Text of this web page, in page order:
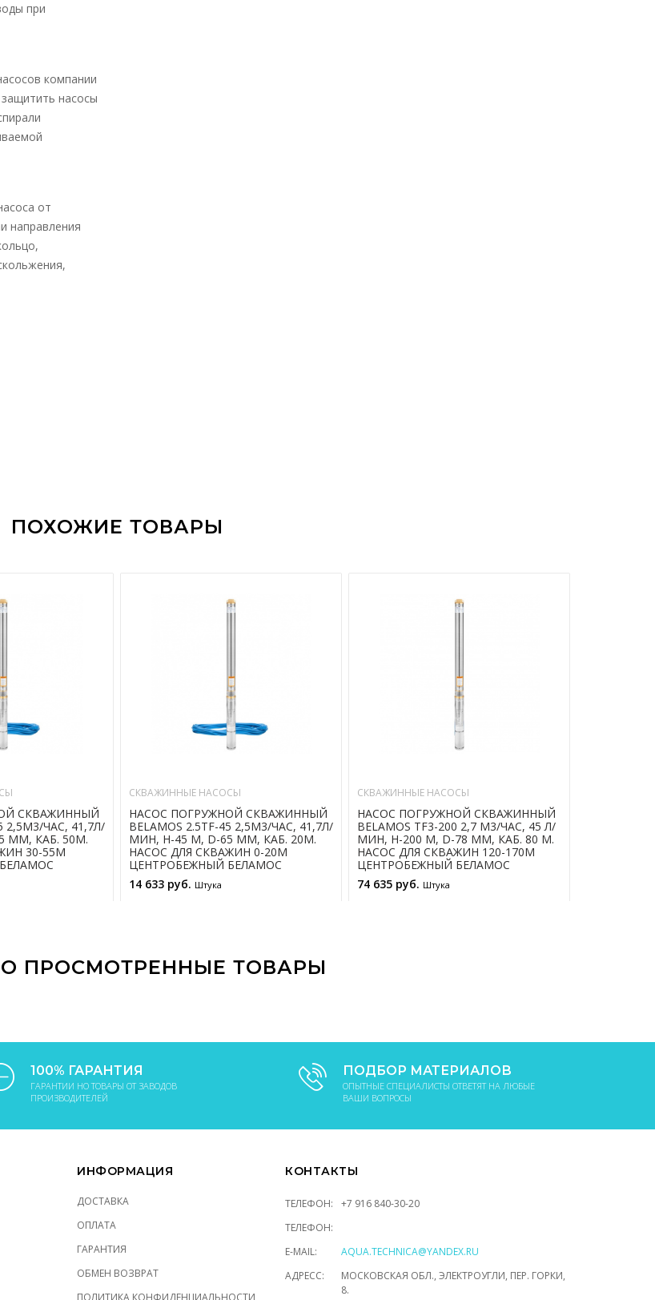
при
компании
насосы
от
направления
ПОХОЖИЕ ТОВАРЫ
СКВАЖИННЫЙ
2,5М3/ЧАС, 41,7Л/
ММ, КАБ. 50М.
30-55М
СКВАЖИННЫЕ НАСОСЫ
НАСОС ПОГРУЖНОЙ СКВАЖИННЫЙ
BELAMOS 2.5TF-45 2,5М3/ЧАС, 41,7Л/
МИН, Н-45 М, D-65 ММ, КАБ. 20М.
НАСОС ДЛЯ СКВАЖИН 0-20М
ЦЕНТРОБЕЖНЫЙ БЕЛАМОС
14 633 руб. Штука
СКВАЖИННЫЕ НАСОСЫ
НАСОС ПОГРУЖНОЙ СКВАЖИННЫЙ
BELAMOS TF3-200 2,7 М3/ЧАС, 45 Л/
МИН, Н-200 М, D-78 ММ, КАБ. 80 М.
НАСОС ДЛЯ СКВАЖИН 120-170М
ЦЕНТРОБЕЖНЫЙ БЕЛАМОС
74 635 руб. Штука
ПРОСМОТРЕННЫЕ ТОВАРЫ
100% ГАРАНТИЯ
ГАРАНТИИ НО ТОВАРЫ ОТ ЗАВОДОВ
ПРОИЗВОДИТЕЛЕЙ
ПОДБОР МАТЕРИАЛОВ
ОПЫТНЫЕ СПЕЦИАЛИСТЫ ОТВЕТЯТ НА ЛЮБЫЕ
ВАШИ ВОПРОСЫ
ИНФОРМАЦИЯ
ДОСТАВКА
ОПЛАТА
ГАРАНТИЯ
ОБМЕН ВОЗВРАТ
ПОЛИТИКА КОНФИДЕНЦИАЛЬНОСТИ
КОНТАКТЫ
ТЕЛЕФОН:
+7 916 840-30-20
ТЕЛЕФОН:
E-MAIL:
AQUA.TECHNICA@YANDEX.RU
АДРЕСС:
МОСКОВСКАЯ ОБЛ., ЭЛЕКТРОУГЛИ, ПЕР. ГОРКИ,
8.